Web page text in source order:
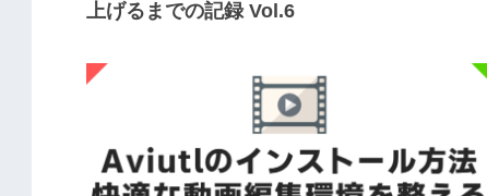
上げるまでの記録 Vol.6